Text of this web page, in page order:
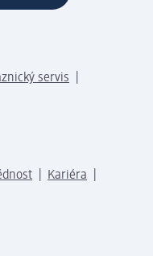
servis
Kariéra